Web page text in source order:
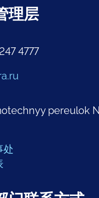
理层
4777
pereulok
处